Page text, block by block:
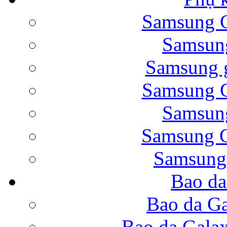
Bao da Samsung
Bao da Galaxy
Nắp lưng Samsung
Samsung
Samsung
Samsung
Bao
Bao da